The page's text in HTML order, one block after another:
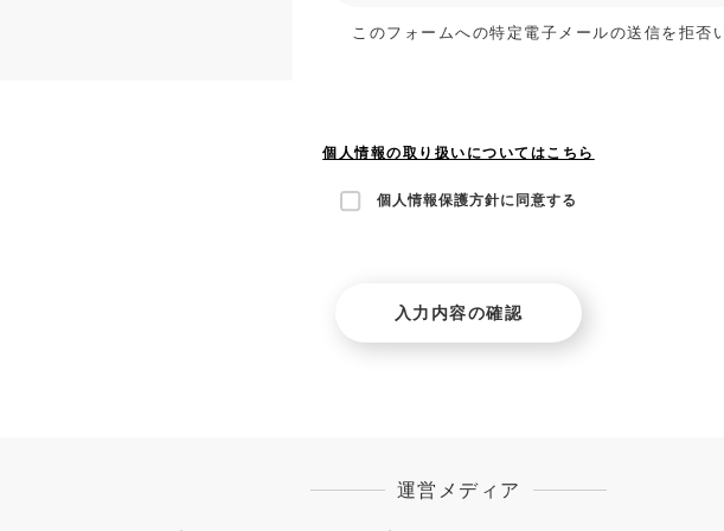
このフォームへの特定電子メールの送信を拒否
個人情報の取り扱いについてはこちら
個人情報保護方針に同意する
運営メディア